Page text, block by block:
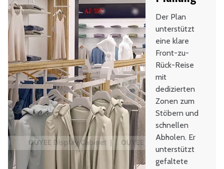
Der Plan
unterstützt
eine klare
Front-zu-
Rück-Reise
mit
dedizierten
Zonen zum
Stöbern und
schnellen
Abholen. Er
unterstützt
gefaltete